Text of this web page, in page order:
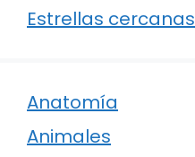
Estrellas cercanas
Anatomía
Animales